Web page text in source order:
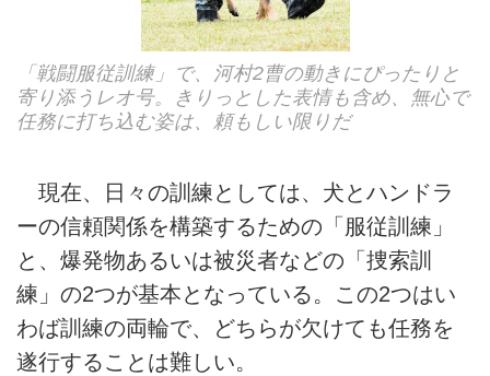
「戦闘服従訓練」で、河村2曹の動きにぴったりと
寄り添うレオ号。きりっとした表情も含め、無心で
任務に打ち込む姿は、頼もしい限りだ
現在、日々の訓練としては、犬とハンドラ
ーの信頼関係を構築するための「服従訓練」
と、爆発物あるいは被災者などの「捜索訓
練」の2つが基本となっている。この2つはい
わば訓練の両輪で、どちらが欠けても任務を
遂行することは難しい。